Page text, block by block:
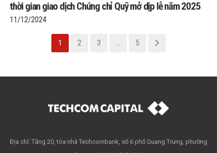
thời gian giao dịch Chứng chỉ Quỹ mở dịp lễ năm 2025
11/12/2024
1 2 3 … 5
Địa chỉ: Tầng 20, tòa nhà Techcombank, số 6 phố Quang Trung, phường